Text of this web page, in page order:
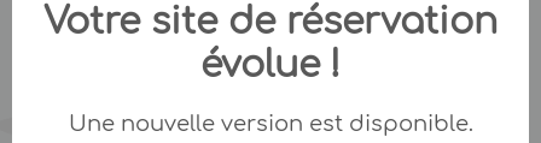
Votre site de réservation
évolue !
Une nouvelle version est disponible.